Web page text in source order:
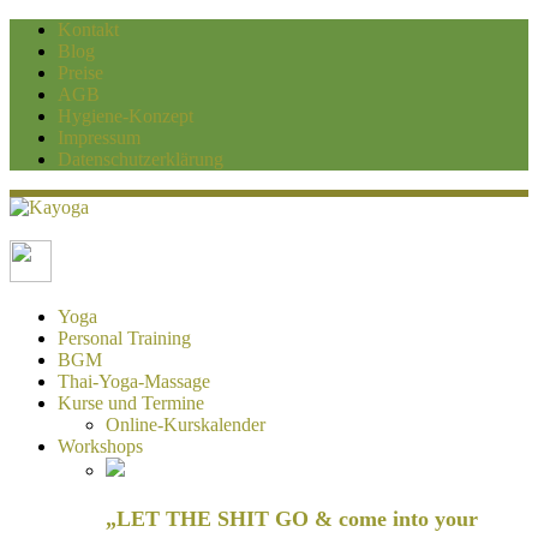
Kontakt
Blog
Preise
AGB
Hygiene-Konzept
Impressum
Datenschutzerklärung
Kayoga
Yoga und Personaltraining Duisburg
Yoga
Personal Training
BGM
Thai-Yoga-Massage
Kurse und Termine
Online-Kurskalender
Workshops
„LET THE SHIT GO & come into your